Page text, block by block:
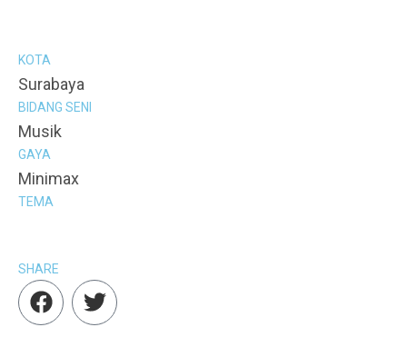
KOTA
Surabaya
BIDANG SENI
Musik
GAYA
Minimax
TEMA
SHARE
F
a
T
w